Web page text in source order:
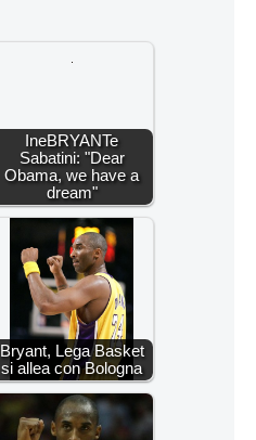
IneBRYANTe
Sabatini: "Dear
Obama, we have a
dream"
Bryant, Lega Basket
si allea con Bologna